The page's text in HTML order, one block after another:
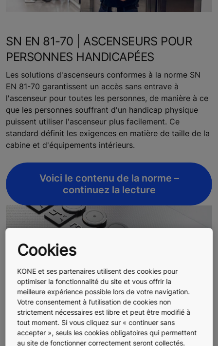
SN EN 81-70 | ASCENSEURS POUR
PERSONNES HANDICAPÉES
Les solutions d'ascenseurs conformes à la norme SN
EN 81-70 garantissent un accès sans entrave à
l'ascenseur pour toutes les personnes, de manière à ce
que les personnes souffrant d'un handicap physique
puissent utiliser l'ascenseur plus facilement. Ce
standard définit les exigences en matière de taille de la
cabine et d'équipements intérieurs.
Voici le contenu de la norme –
continuez la lecture
Cookies
KONE et ses partenaires utilisent des cookies pour
optimiser la fonctionnalité du site et vous offrir la
meilleure expérience possible lors de votre navigation.
Votre consentement à l’utilisation de cookies non
strictement nécessaires est libre et peut être modifié à
tout moment. Si vous cliquez sur « continuer sans
accepter », seuls les cookies obligatoires qui permettent
au site de fonctionner correctement seront collectés.